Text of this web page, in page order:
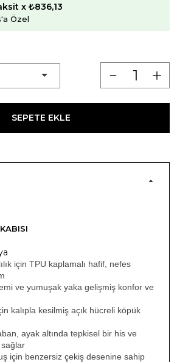
x ₺836,13
Özel
SEPETE EKLE
için TPU kaplamalı hafif, nefes
ve yumuşak yaka gelişmiş konfor ve
kalıpla kesilmiş açık hücreli köpük
ayak altında tepkisel bir his ve
için benzersiz çekiş desenine sahip